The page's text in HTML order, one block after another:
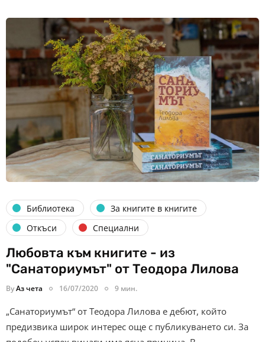
Библиотека
За книгите в книгите
Откъси
Специални
Любовта към книгите - из
"Санаториумът" от Теодора Лилова
ByАз чета 16/07/2020 9 мин.
„Санаториумът“ от Теодора Лилова е дебют, който
предизвика широк интерес още с публикуването си. За